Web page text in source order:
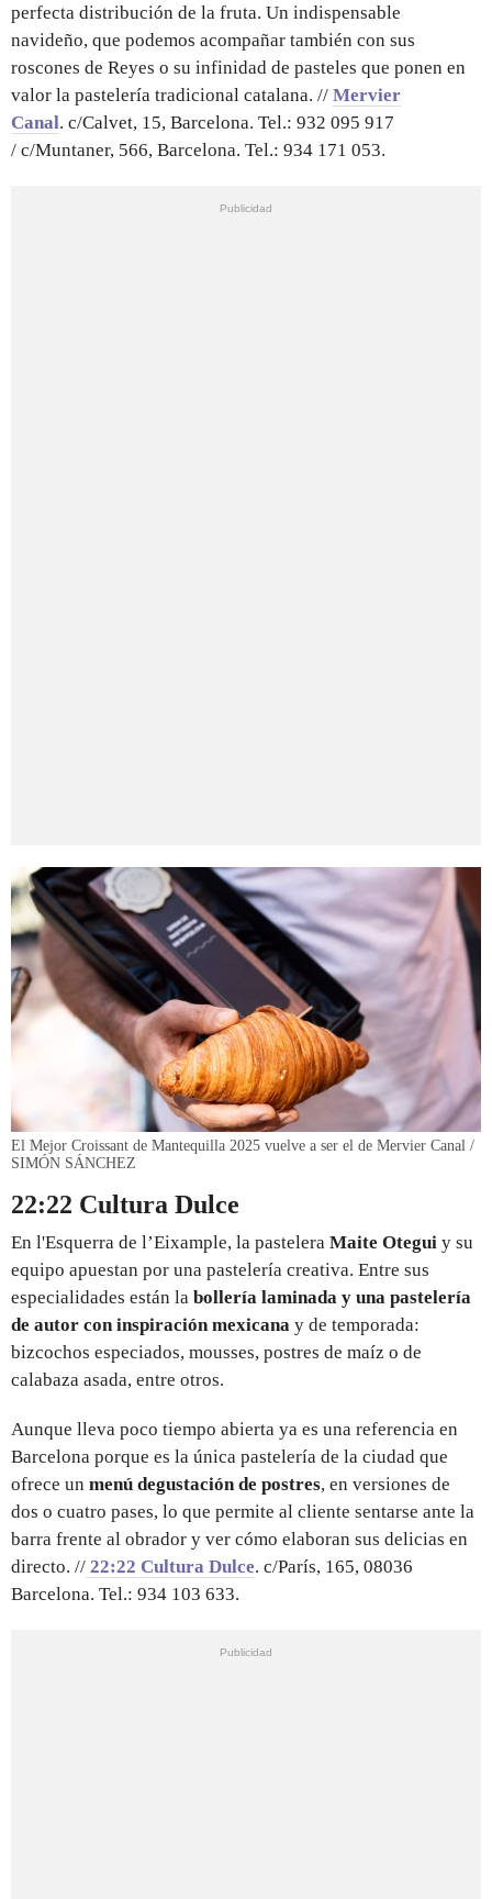
perfecta distribución de la fruta. Un indispensable
navideño, que podemos acompañar también con sus
roscones de Reyes o su infinidad de pasteles que ponen en
valor la pastelería tradicional catalana. // Mervier
Canal. c/Calvet, 15, Barcelona. Tel.: 932 095 917
/ c/Muntaner, 566, Barcelona. Tel.: 934 171 053.
El Mejor Croissant de Mantequilla 2025 vuelve a ser el de Mervier Canal /
SIMÓN SÁNCHEZ
22:22 Cultura Dulce
En l'Esquerra de l’Eixample, la pastelera Maite Otegui y su
equipo apuestan por una pastelería creativa. Entre sus
especialidades están la bollería laminada y una pastelería
de autor con inspiración mexicana y de temporada:
bizcochos especiados, mousses, postres de maíz o de
calabaza asada, entre otros.
Aunque lleva poco tiempo abierta ya es una referencia en
Barcelona porque es la única pastelería de la ciudad que
ofrece un menú degustación de postres, en versiones de
dos o cuatro pases, lo que permite al cliente sentarse ante la
barra frente al obrador y ver cómo elaboran sus delicias en
directo. // 22:22 Cultura Dulce. c/París, 165, 08036
Barcelona. Tel.: 934 103 633.